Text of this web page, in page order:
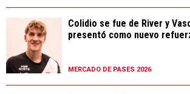
Colidio se fue de River y
presentó como nuevo
MERCADO DE PASES 2026